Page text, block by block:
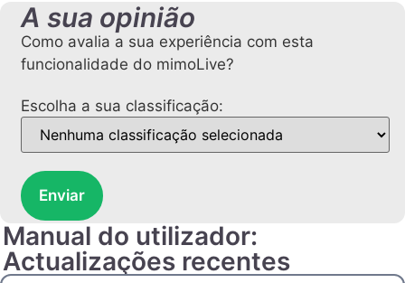
A sua opinião
Como avalia a sua experiência com esta
funcionalidade do mimoLive?
Escolha a sua classificação:
Enviar
Manual do utilizador:
Actualizações recentes